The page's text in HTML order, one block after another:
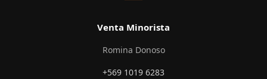
Venta Minorista
Romina Donoso
+569 1019 6283